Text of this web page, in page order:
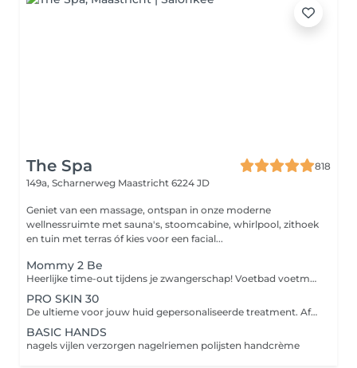
The Spa
818
149a, Scharnerweg Maastricht 6224 JD
Geniet van een massage, ontspan in onze moderne
wellnessruimte met sauna's, stoomcabine, whirlpool, zithoek
en tuin met terras óf kies voor een facial...
Mommy 2 Be
Heerlijke time-out tijdens je zwangerschap! Voetbad voetmassage facial treatment: reiniging dieptereiniging epileren onzuiverheden verwijderen masker, massage dag/nachtverzorging
PRO SKIN 30
De ultieme voor jouw huid gepersonaliseerde treatment. Afhankelijk van jouw huidbehoefte bevat de treatment verschillende professionele actieve producten en worden handpools ingezet voor geavanceerde reiniging, productpenetratie en exfoliatie.
BASIC HANDS
nagels vijlen verzorgen nagelriemen polijsten handcrème